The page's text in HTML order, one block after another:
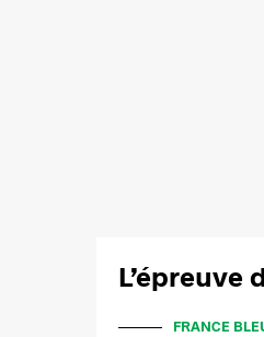
L’épreuve
FRANCE